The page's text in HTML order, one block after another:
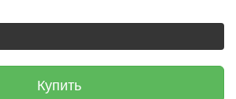
Купить